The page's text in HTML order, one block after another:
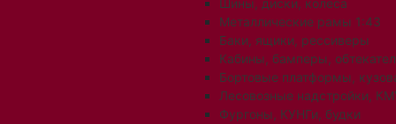
Шины, диски, колеса
Металлические рамы 1:43
Баки, ящики, рессиверы
Кабины, бамперы,
Бортовые платформы,
Лесовозные надстройки,
Фургоны, КУНГи, будки